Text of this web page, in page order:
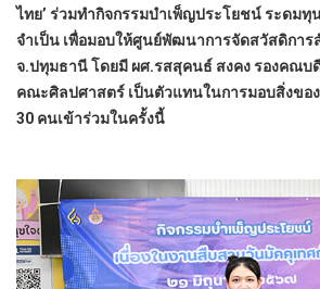
ไทย’ ร่วมทำกิจกรรมบำเพ็ญประโยชน์ ระดมทุ
จำเป็น เพื่อมอบให้ศูนย์พัฒนาการจัดสวัสดิการ
จ.ปทุมธานี โดยมี ผศ.รสสุคนธ์ สงคง รองคณบ
คณะศิลปศาสตร์ เป็นตัวแทนในการมอบสิ่งขอ
30 คนเข้าร่วมในครั้งนี้